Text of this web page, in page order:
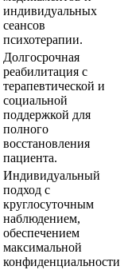
индивидуальных
сеансов
психотерапии.
Долгосрочная
реабилитация с
терапевтической и
социальной
поддержкой для
полного
восстановления
пациента.
Индивидуальный
подход с
круглосуточным
наблюдением,
обеспечением
максимальной
конфиденциальности